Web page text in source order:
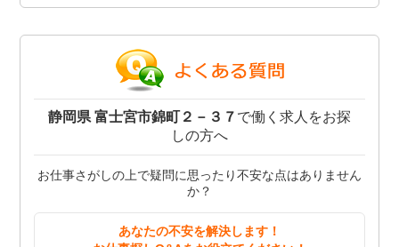
静岡県 富士宮市錦町２－３７ で働く求人をお探
しの方へ
お仕事さがしの上で疑問に思ったり不安な点はありません
か？
あなたの不安を解決します！